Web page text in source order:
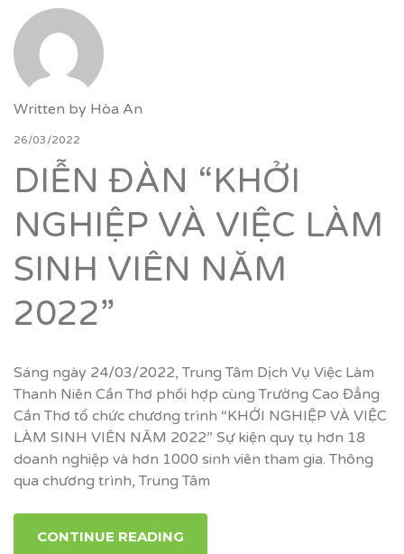
Written by Hòa An
26/03/2022
DIỄN ĐÀN “KHỞI
NGHIỆP VÀ VIỆC LÀM
SINH VIÊN NĂM
2022”
Sáng ngày 24/03/2022, Trung Tâm Dịch Vụ Việc Làm
Thanh Niên Cần Thơ phối hợp cùng Trường Cao Đẳng
Cần Thơ tổ chức chương trình “KHỞI NGHIỆP VÀ VIỆC
LÀM SINH VIÊN NĂM 2022” Sự kiện quy tụ hơn 18
doanh nghiệp và hơn 1000 sinh viên tham gia. Thông
qua chương trình, Trung Tâm
CONTINUE READING